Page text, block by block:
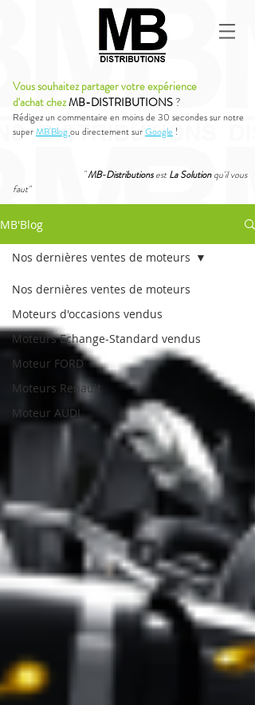
Vous souhaitez partager votre expérience
d'achat chezMB-DISTRIBUTIONS ?
Rédigez un commentaire en moins de 30 secondes sur notre
superMB'Blog ou directement surGoogle !
"MB-DistributionsestLa Solutionqu'il vous
faut"
MB'Blog
Nos dernières ventes de moteurs
Moteurs d'occasions vendus
Moteurs Echange-Standard vendus
Moteur FORD
Moteurs Renault
Moteur AUDI
Nos dernières ventes de moteurs